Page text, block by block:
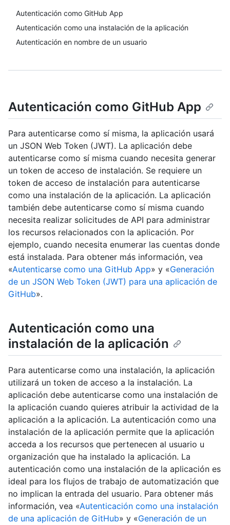
Autenticación como GitHub App
Autenticación como una instalación de la aplicación
Autenticación en nombre de un usuario
Autenticación como GitHub App
Para autenticarse como sí misma, la aplicación usará
un JSON Web Token (JWT). La aplicación debe
autenticarse como sí misma cuando necesita generar
un token de acceso de instalación. Se requiere un
token de acceso de instalación para autenticarse
como una instalación de la aplicación. La aplicación
también debe autenticarse como sí misma cuando
necesita realizar solicitudes de API para administrar
los recursos relacionados con la aplicación. Por
ejemplo, cuando necesita enumerar las cuentas donde
está instalada. Para obtener más información, vea
«Autenticarse como una GitHub App» y «Generación
de un JSON Web Token (JWT) para una aplicación de
GitHub».
Autenticación como una
instalación de la aplicación
Para autenticarse como una instalación, la aplicación
utilizará un token de acceso a la instalación. La
aplicación debe autenticarse como una instalación de
la aplicación cuando quieres atribuir la actividad de la
aplicación a la aplicación. La autenticación como una
instalación de la aplicación permite que la aplicación
acceda a los recursos que pertenecen al usuario u
organización que ha instalado la aplicación. La
autenticación como una instalación de la aplicación es
ideal para los flujos de trabajo de automatización que
no implican la entrada del usuario. Para obtener más
información, vea «Autenticación como una instalación
de una aplicación de GitHub» y «Generación de un